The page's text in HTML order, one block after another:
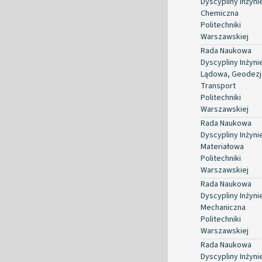
Chemiczna
Politechniki
Warszawskiej
Rada Naukowa
Dyscypliny
Lądowa,
Transport
Politechniki
Warszawskiej
Rada Naukowa
Dyscypliny
Materiałowa
Politechniki
Warszawskiej
Rada Naukowa
Dyscypliny
Mechaniczna
Politechniki
Warszawskiej
Rada Naukowa
Dyscypliny